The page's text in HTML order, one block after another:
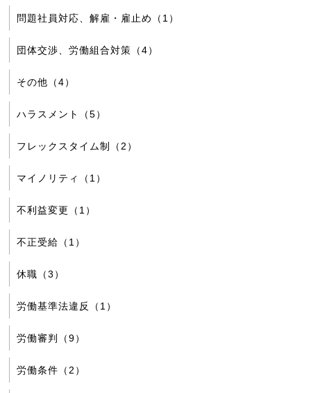
問題社員対応、解雇・雇止め（1）
団体交渉、労働組合対策（4）
その他（4）
ハラスメント（5）
フレックスタイム制（2）
マイノリティ（1）
不利益変更（1）
不正受給（1）
休職（3）
労働基準法違反（1）
労働審判（9）
労働条件（2）